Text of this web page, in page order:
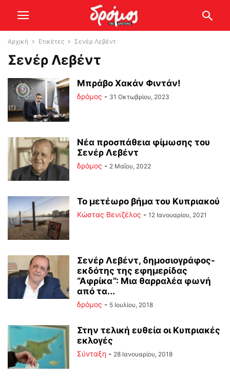
Αρχική Ετικέτες Σενέρ Λεβέντ
Σενέρ Λεβέντ
Μπράβο Χακάν Φιντάν!
δρόμος - 31 Οκτωβρίου, 2023
Νέα προσπάθεια φίμωσης του
Σενέρ Λεβέντ
δρόμος - 2 Μαΐου, 2022
Το μετέωρο βήμα του Κυπριακού
Κώστας Βενιζέλος - 12 Ιανουαρίου, 2021
Σενέρ Λεβέντ, δημοσιογράφος-
εκδότης της εφημερίδας
“Αφρίκα”: Μια θαρραλέα φωνή
από τα...
δρόμος - 5 Ιουλίου, 2018
Στην τελική ευθεία οι Κυπριακές
εκλογές
Σύνταξη - 28 Ιανουαρίου, 2018